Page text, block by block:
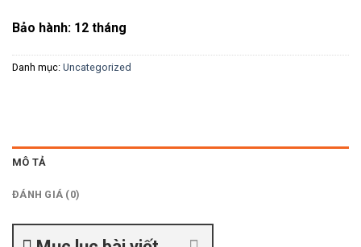
Bảo hành: 12 tháng
Danh mục: Uncategorized
MÔ TẢ
ĐÁNH GIÁ (0)